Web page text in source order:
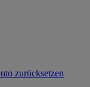
zurücksetzen